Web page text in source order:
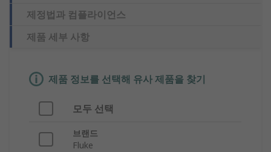
제정법과 컴플라이언스
제품 세부 사항
제품 정보를 선택해 유사 제품을 찾기
모두 선택
브랜드
Fluke